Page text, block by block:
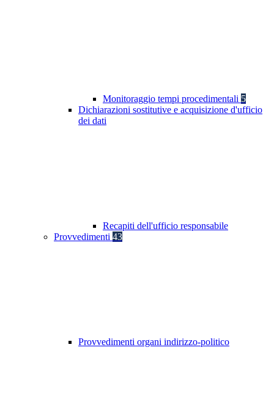
Monitoraggio tempi procedimentali 5
Dichiarazioni sostitutive e acquisizione d'ufficio
dei dati
Recapiti dell'ufficio responsabile
Provvedimenti 43
Provvedimenti organi indirizzo-politico